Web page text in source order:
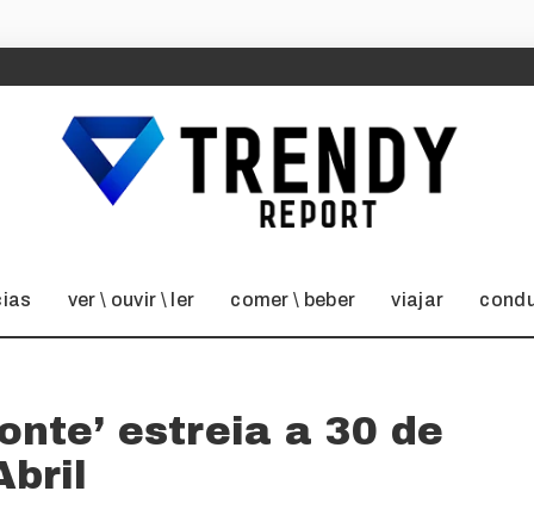
ver \ ouvir \ ler comer \ beber viajar
estreia a 30 de